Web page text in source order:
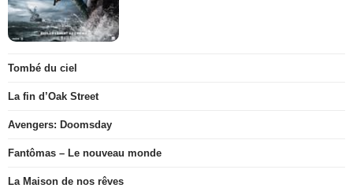
Tombé du ciel
La fin d’Oak Street
Avengers: Doomsday
Fantômas – Le nouveau monde
La Maison de nos rêves